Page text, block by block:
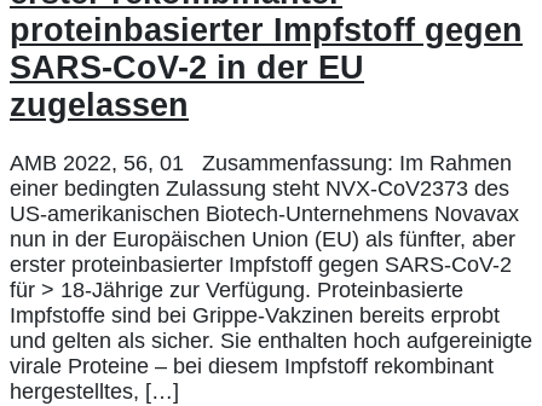
proteinbasierter Impfstoff gegen
SARS-CoV-2 in der EU
zugelassen
AMB 2022, 56, 01 Zusammenfassung: Im Rahmen
einer bedingten Zulassung steht NVX-CoV2373 des
US-amerikanischen Biotech-Unternehmens Novavax
nun in der Europäischen Union (EU) als fünfter, aber
erster proteinbasierter Impfstoff gegen SARS-CoV-2
für > 18-Jährige zur Verfügung. Proteinbasierte
Impfstoffe sind bei Grippe-Vakzinen bereits erprobt
und gelten als sicher. Sie enthalten hoch aufgereinigte
virale Proteine – bei diesem Impfstoff rekombinant
hergestelltes, […]